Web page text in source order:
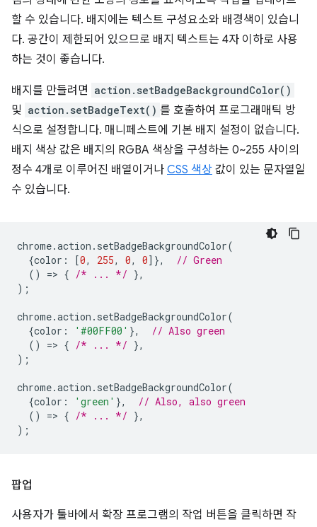
할 수 있습니다. 배지에는 텍스트 구성요소와 배경색이 있습니
다. 공간이 제한되어 있으므로 배지 텍스트는 4자 이하로 사용
하는 것이 좋습니다.
배지를 만들려면 action.setBadgeBackgroundColor()
및 action.setBadgeText() 를 호출하여 프로그래매틱 방
식으로 설정합니다. 매니페스트에 기본 배지 설정이 없습니다.
배지 색상 값은 배지의 RGBA 색상을 구성하는 0~255 사이의
정수 4개로 이루어진 배열이거나 CSS 색상 값이 있는 문자열일
수 있습니다.
chrome.action . setBadgeBackgroundColor(
{color : [0, 255, 0, 0]},
// Green
()
=> { /* ... */ },
);
chrome.action . setBadgeBackgroundColor(
{color : '#00FF00' },
// Also green
()
=> { /* ... */ },
);
chrome.action . setBadgeBackgroundColor(
{color : 'green' },
// Also, also green
()
=> { /* ... */ },
);
팝업
사용자가 툴바에서 확장 프로그램의 작업 버튼을 클릭하면 작